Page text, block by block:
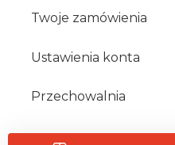
Twoje zamówienia
Ustawienia konta
Przechowalnia